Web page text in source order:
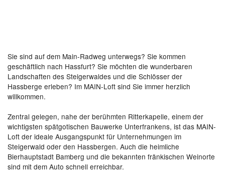
Sie sind auf dem Main-Radweg unterwegs? Sie kommen
geschäftlich nach Hassfurt? Sie möchten die wunderbaren
Landschaften des Steigerwaldes und die Schlösser der
Hassberge erleben? Im MAIN-Loft sind Sie immer herzlich
willkommen.
Zentral gelegen, nahe der berühmten Ritterkapelle, einem der
wichtigsten spätgotischen Bauwerke Unterfrankens, ist das MAIN-
Loft der ideale Ausgangspunkt für Unternehmungen im
Steigerwald oder den Hassbergen. Auch die heimliche
Bierhauptstadt Bamberg und die bekannten fränkischen Weinorte
sind mit dem Auto schnell erreichbar.